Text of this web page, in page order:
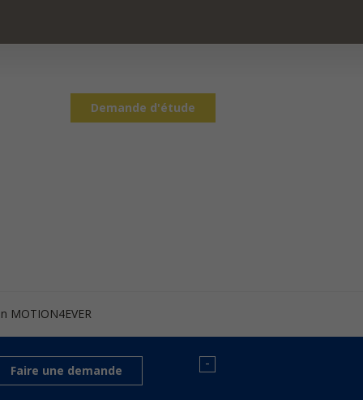
Demande d'étude
MOTION4EVER
-
Faire une demande